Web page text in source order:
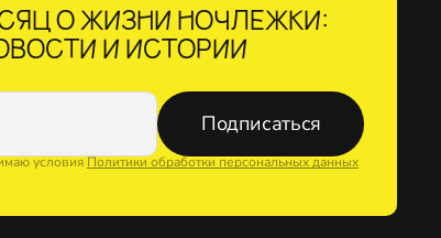
О ЖИЗНИ НОЧЛЕЖКИ:
И ИСТОРИИ
Подписаться
условияПолитики обработки персональных данных